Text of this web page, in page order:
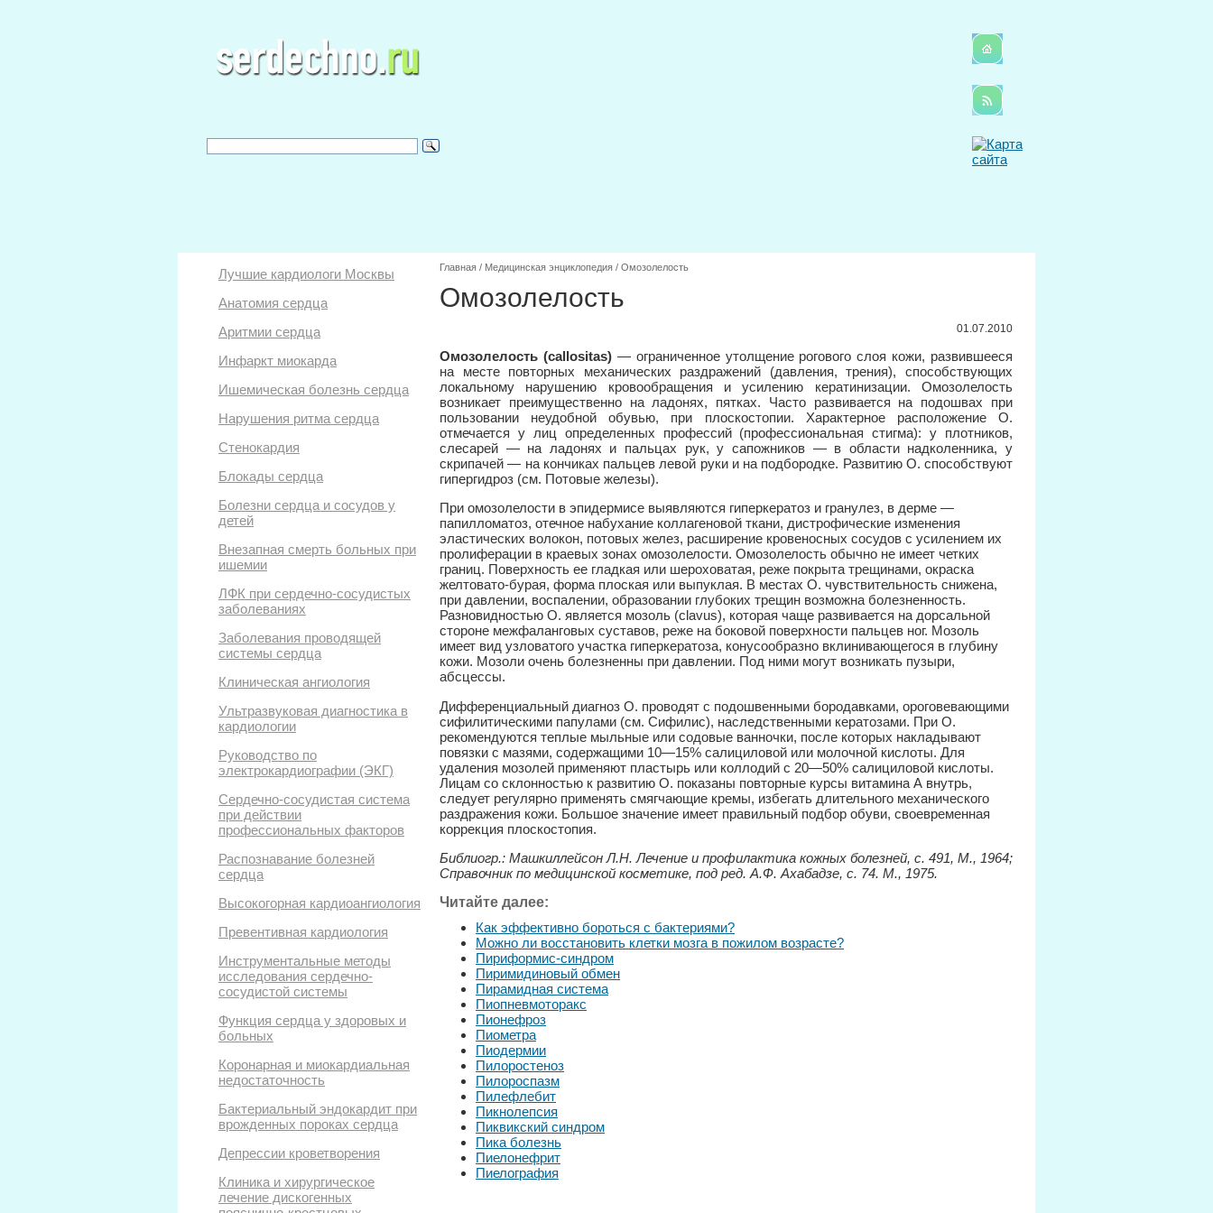
Лучшие кардиологи Москвы
Анатомия сердца
Аритмии сердца
Инфаркт миокарда
Ишемическая болезнь сердца
Нарушения ритма сердца
Стенокардия
Блокады сердца
Болезни сердца и сосудов у
детей
Внезапная смерть больных при
ишемии
ЛФК при сердечно-сосудистых
заболеваниях
Заболевания проводящей
системы сердца
Клиническая ангиология
Ультразвуковая диагностика в
кардиологии
Руководство по
электрокардиографии (ЭКГ)
Сердечно-сосудистая система
при действии
профессиональных факторов
Распознавание болезней
сердца
Высокогорная кардиоангиология
Превентивная кардиология
Инструментальные методы
исследования сердечно-
сосудистой системы
Функция сердца у здоровых и
больных
Коронарная и миокардиальная
недостаточность
Бактериальный эндокардит при
врожденных пороках сердца
Депрессии кроветворения
Клиника и хирургическое
лечение дискогенных
Главная / Медицинская энциклопедия / Омозолелость
Омозолелость
01.07.2010
Омозолелость (callositas)— ограниченное утолщение рогового слоя кожи, развившееся
на месте повторных механических раздражений (давления, трения), способствующих
локальному нарушению кровообращения и усилению кератинизации. Омозолелость
возникает преимущественно на ладонях, пятках. Часто развивается на подошвах при
пользовании неудобной обувью, при плоскостопии. Характерное расположение О.
отмечается у лиц определенных профессий (профессиональная стигма): у плотников,
слесарей — на ладонях и пальцах рук, у сапожников — в области надколенника, у
скрипачей — на кончиках пальцев левой руки и на подбородке. Развитию О. способствуют
гипергидроз (см. Потовые железы).
При омозолелости в эпидермисе выявляются гиперкератоз и гранулез, в дерме —
папилломатоз, отечное набухание коллагеновой ткани, дистрофические изменения
эластических волокон, потовых желез, расширение кровеносных сосудов с усилением их
пролиферации в краевых зонах омозолелости. Омозолелость обычно не имеет четких
границ. Поверхность ее гладкая или шероховатая, реже покрыта трещинами, окраска
желтовато-бурая, форма плоская или выпуклая. В местах О. чувствительность снижена,
при давлении, воспалении, образовании глубоких трещин возможна болезненность.
Разновидностью О. является мозоль (clavus), которая чаще развивается на дорсальной
стороне межфаланговых суставов, реже на боковой поверхности пальцев ног. Мозоль
имеет вид узловатого участка гиперкератоза, конусообразно вклинивающегося в глубину
кожи. Мозоли очень болезненны при давлении. Под ними могут возникать пузыри,
абсцессы.
Дифференциальный диагноз О. проводят с подошвенными бородавками, ороговевающими
сифилитическими папулами (см. Сифилис), наследственными кератозами. При О.
рекомендуются теплые мыльные или содовые ванночки, после которых накладывают
повязки с мазями, содержащими 10—15% салициловой или молочной кислоты. Для
удаления мозолей применяют пластырь или коллодий с 20—50% салициловой кислоты.
Лицам со склонностью к развитию О. показаны повторные курсы витамина А внутрь,
следует регулярно применять смягчающие кремы, избегать длительного механического
раздражения кожи. Большое значение имеет правильный подбор обуви, своевременная
коррекция плоскостопия.
Библиогр.: Машкиллейсон Л.Н. Лечение и профилактика кожных болезней, с. 491, М., 1964;
Справочник по медицинской косметике, под ред. А.Ф. Ахабадзе, с. 74. М., 1975.
Читайте далее:
Как эффективно бороться с бактериями?
Можно ли восстановить клетки мозга в пожилом возрасте?
Пириформис-синдром
Пиримидиновый обмен
Пирамидная система
Пиопневмоторакс
Пионефроз
Пиометра
Пиодермии
Пилоростеноз
Пилороспазм
Пилефлебит
Пикнолепсия
Пиквикский синдром
Пика болезнь
Пиелонефрит
Пиелография